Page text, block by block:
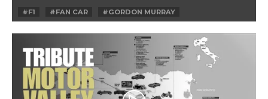
#F1 #FAN CAR
#GORDON MURRAY
#MOTORVALLEY
#SPEEDTAIL
#T.50